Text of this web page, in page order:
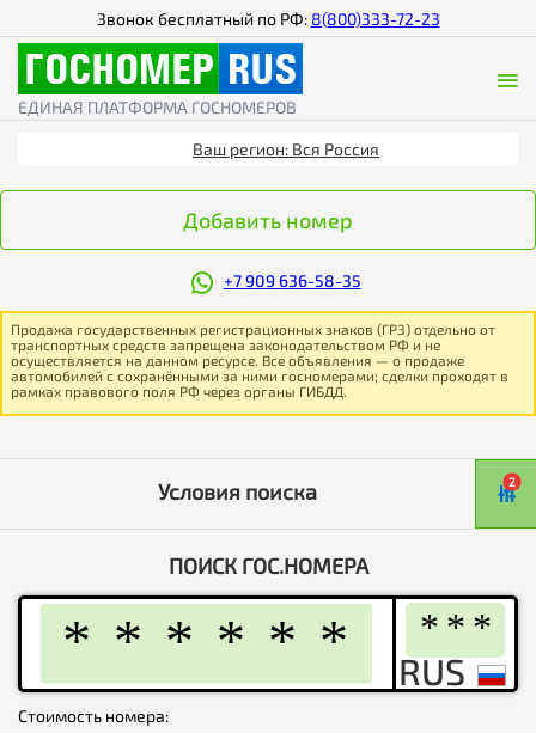
Звонок бесплатный по РФ: 8(800)333-72-23
ЕДИНАЯ ПЛАТФОРМА ГОСНОМЕРОВ
Ваш регион: Вся Россия
Добавить номер
+7 909 636-58-35
Продажа государственных регистрационных знаков (ГРЗ) отдельно от
транспортных средств запрещена законодательством РФ и не
осуществляется на данном ресурсе. Все объявления — о продаже
автомобилей с сохранёнными за ними госномерами; сделки проходят в
рамках правового поля РФ через органы ГИБДД.
Условия поиска 2
ПОИСК ГОС.НОМЕРА
Стоимость номера: